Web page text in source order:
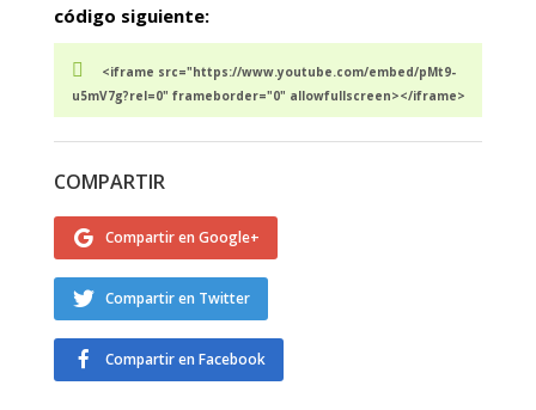
código siguiente:
<iframe src="https://www.youtube.com/embed/pMt9-
u5mV7g?rel=0" frameborder="0" allowfullscreen></iframe>
COMPARTIR
Compartir en Google+
Compartir en Twitter
Compartir en Facebook